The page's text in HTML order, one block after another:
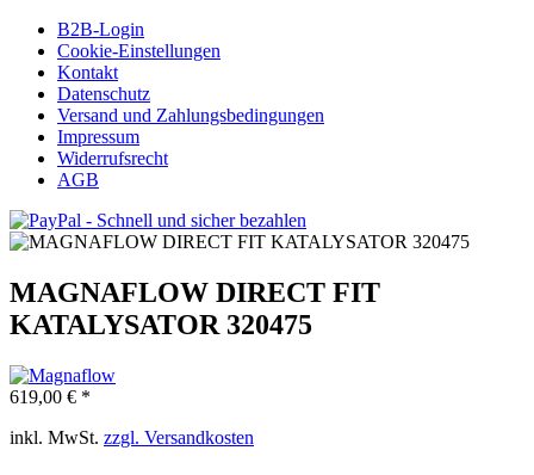
B2B-Login
Cookie-Einstellungen
Kontakt
Datenschutz
Versand und Zahlungsbedingungen
Impressum
Widerrufsrecht
AGB
MAGNAFLOW DIRECT FIT
KATALYSATOR 320475
619,00 € *
inkl. MwSt. zzgl. Versandkosten